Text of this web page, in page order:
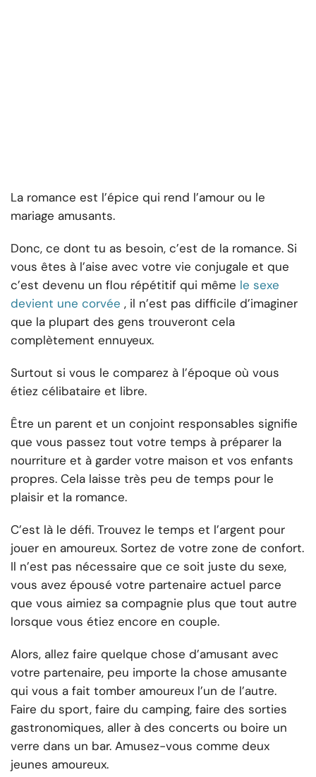
La romance est l’épice qui rend l’amour ou le
mariage amusants.
Donc, ce dont tu as besoin, c’est de la romance. Si
vous êtes à l’aise avec votre vie conjugale et que
c’est devenu un flou répétitif qui même le sexe
devient une corvée , il n’est pas difficile d’imaginer
que la plupart des gens trouveront cela
complètement ennuyeux.
Surtout si vous le comparez à l’époque où vous
étiez célibataire et libre.
Être un parent et un conjoint responsables signifie
que vous passez tout votre temps à préparer la
nourriture et à garder votre maison et vos enfants
propres. Cela laisse très peu de temps pour le
plaisir et la romance.
C’est là le défi. Trouvez le temps et l’argent pour
jouer en amoureux. Sortez de votre zone de confort.
Il n’est pas nécessaire que ce soit juste du sexe,
vous avez épousé votre partenaire actuel parce
que vous aimiez sa compagnie plus que tout autre
lorsque vous étiez encore en couple.
Alors, allez faire quelque chose d’amusant avec
votre partenaire, peu importe la chose amusante
qui vous a fait tomber amoureux l’un de l’autre.
Faire du sport, faire du camping, faire des sorties
gastronomiques, aller à des concerts ou boire un
verre dans un bar. Amusez-vous comme deux
jeunes amoureux.